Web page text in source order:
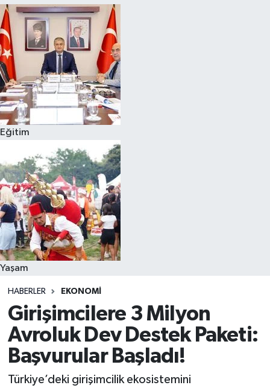
Eğitim
Yaşam
HABERLER EKONOMI
Girişimcilere 3 Milyon
Avroluk Dev Destek Paketi:
Başvurular Başladı!
Türkiye’deki girişimcilik ekosistemini